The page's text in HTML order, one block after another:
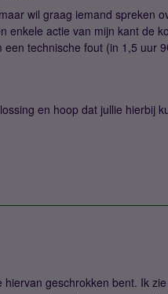
wil graag iemand spreken
enkele actie van mijn kant de
technische fout (in 1,5 uur
en hoop dat jullie hierbij
geschrokken bent. Ik